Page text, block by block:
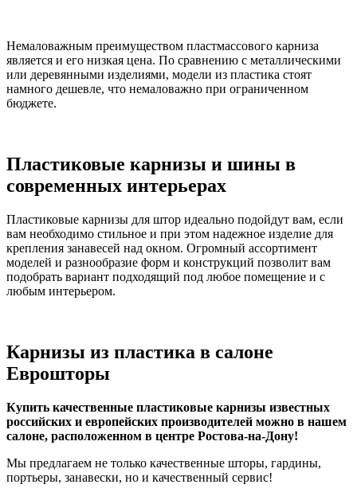
Немаловажным преимуществом пластмассового карниза
является и его низкая цена. По сравнению с металлическими
или деревянными изделиями, модели из пластика стоят
намного дешевле, что немаловажно при ограниченном
бюджете.
Пластиковые карнизы и шины в
современных интерьерах
Пластиковые карнизы для штор идеально подойдут вам, если
вам необходимо стильное и при этом надежное изделие для
крепления занавесей над окном. Огромный ассортимент
моделей и разнообразие форм и конструкций позволит вам
подобрать вариант подходящий под любое помещение и с
любым интерьером.
Карнизы из пластика в салоне
Еврошторы
Купить качественные пластиковые карнизы известных
российских и европейских производителей можно в нашем
салоне, расположенном в центре Ростова-на-Дону!
Мы предлагаем не только качественные шторы, гардины,
портьеры, занавески, но и качественный сервис!